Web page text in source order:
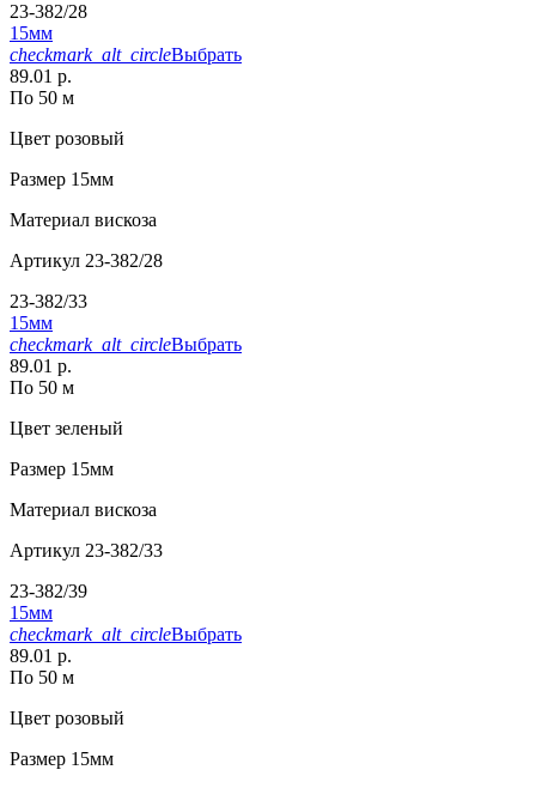
23-382/28
15мм
checkmark_alt_circleВыбрать
89.01 р.
По 50 м
Цвет розовый
Размер 15мм
Материал вискоза
Артикул 23-382/28
23-382/33
15мм
checkmark_alt_circleВыбрать
89.01 р.
По 50 м
Цвет зеленый
Размер 15мм
Материал вискоза
Артикул 23-382/33
23-382/39
15мм
checkmark_alt_circleВыбрать
89.01 р.
По 50 м
Цвет розовый
Размер 15мм